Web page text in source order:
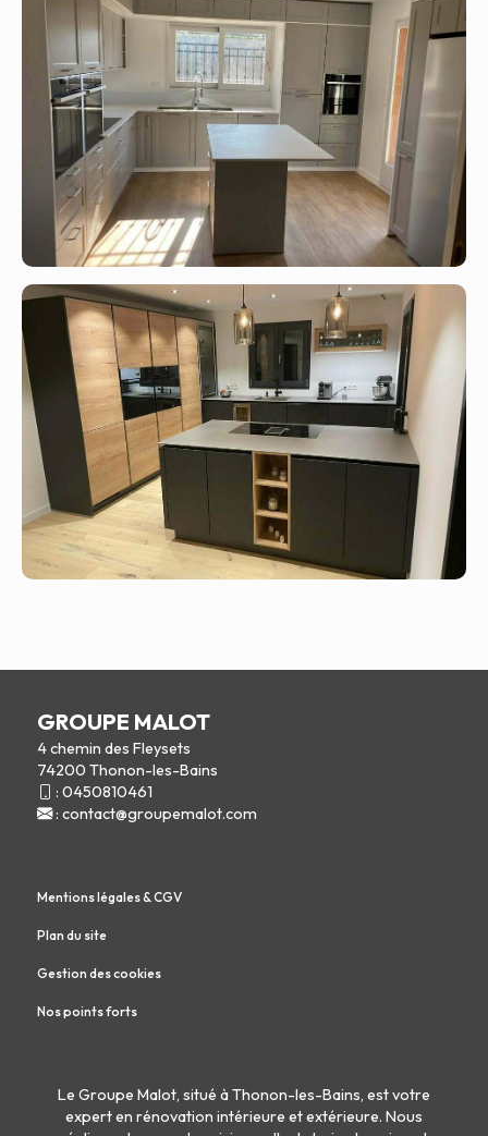
GROUPE MALOT
4 chemin des Fleysets
74200 Thonon-les-Bains
: 0450810461
: contact@groupemalot.com
Mentions légales & CGV
Plan du site
Gestion des cookies
Nos points forts
Le Groupe Malot, situé à Thonon-les-Bains, est votre
expert en rénovation intérieure etextérieure. Nous